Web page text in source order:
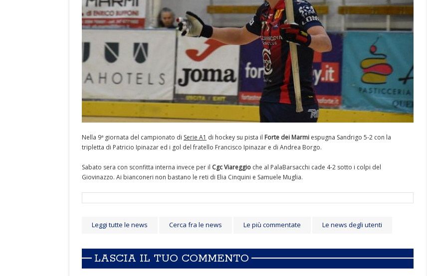
Nella 9ª giornata del campionato di Serie A1 di hockey su pista il Forte dei Marmi espugna Sandrigo 5-2 con la
tripletta di Patricio Ipinazar ed i gol del fratello Francisco Ipinazar e di Andrea Borgo.
Sabato sera con sconfitta interna invece per il Cgc Viareggio che al PalaBarsacchi cade 4-2 sotto i colpi del
Giovinazzo. Ai bianconeri non bastano le reti di Elia Cinquini e Samuele Muglia.
Leggi tutte le news Cerca fra le news Le più commentate Le news degli utenti
LASCIA IL TUO COMMENTO